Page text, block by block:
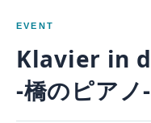
EVENT
Klavier in
-橋のピアノ-